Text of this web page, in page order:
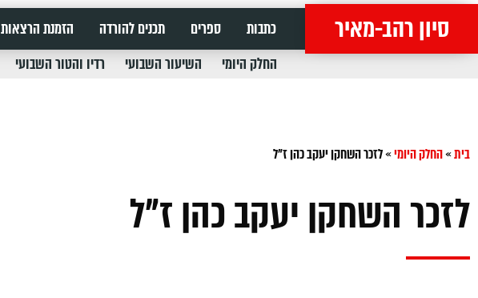
סיון רהב-מאיר כתבות ספרים תכנים להורדה הזמנת הרצאות
החלק היומי
השיעור השבועי רדיו והטור השבועי
בית»החלק היומי»לזכר השחקן יעקב כהן ז"ל
לזכר השחקן יעקב כהן ז"ל